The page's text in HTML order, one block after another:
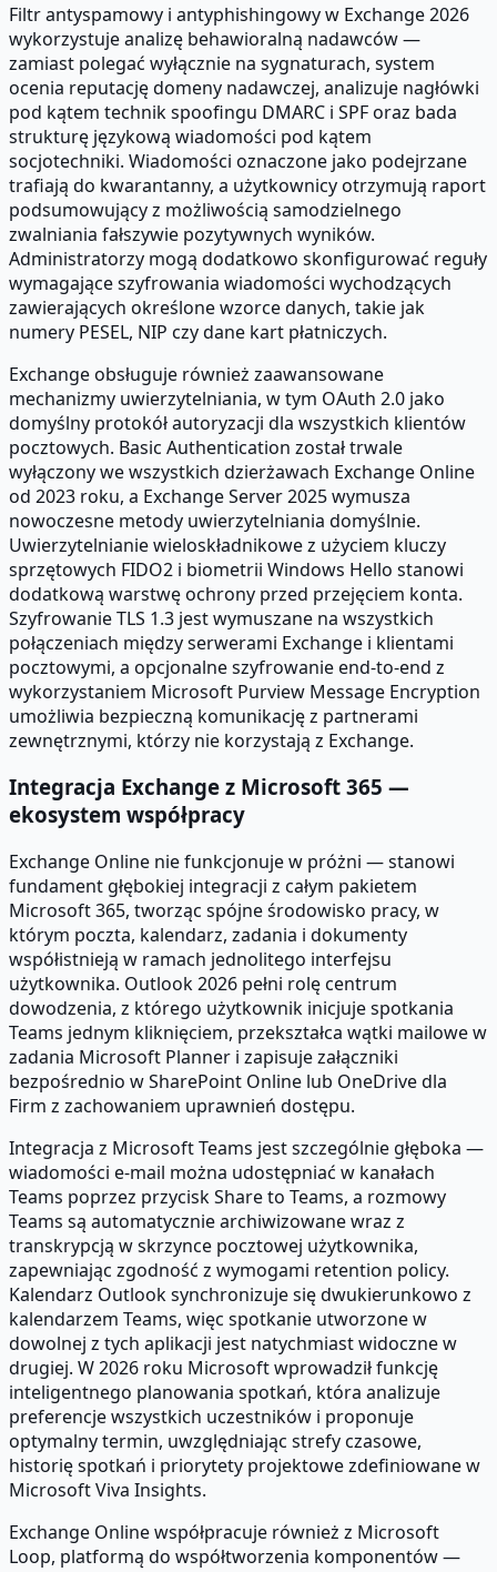
Filtr antyspamowy i antyphishingowy w Exchange 2026
wykorzystuje analizę behawioralną nadawców —
zamiast polegać wyłącznie na sygnaturach, system
ocenia reputację domeny nadawczej, analizuje nagłówki
pod kątem technik spoofingu DMARC i SPF oraz bada
strukturę językową wiadomości pod kątem
socjotechniki. Wiadomości oznaczone jako podejrzane
trafiają do kwarantanny, a użytkownicy otrzymują raport
podsumowujący z możliwością samodzielnego
zwalniania fałszywie pozytywnych wyników.
Administratorzy mogą dodatkowo skonfigurować reguły
wymagające szyfrowania wiadomości wychodzących
zawierających określone wzorce danych, takie jak
numery PESEL, NIP czy dane kart płatniczych.
Exchange obsługuje również zaawansowane
mechanizmy uwierzytelniania, w tym OAuth 2.0 jako
domyślny protokół autoryzacji dla wszystkich klientów
pocztowych. Basic Authentication został trwale
wyłączony we wszystkich dzierżawach Exchange Online
od 2023 roku, a Exchange Server 2025 wymusza
nowoczesne metody uwierzytelniania domyślnie.
Uwierzytelnianie wieloskładnikowe z użyciem kluczy
sprzętowych FIDO2 i biometrii Windows Hello stanowi
dodatkową warstwę ochrony przed przejęciem konta.
Szyfrowanie TLS 1.3 jest wymuszane na wszystkich
połączeniach między serwerami Exchange i klientami
pocztowymi, a opcjonalne szyfrowanie end-to-end z
wykorzystaniem Microsoft Purview Message Encryption
umożliwia bezpieczną komunikację z partnerami
zewnętrznymi, którzy nie korzystają z Exchange.
Integracja Exchange z Microsoft 365 —
ekosystem współpracy
Exchange Online nie funkcjonuje w próżni — stanowi
fundament głębokiej integracji z całym pakietem
Microsoft 365, tworząc spójne środowisko pracy, w
którym poczta, kalendarz, zadania i dokumenty
współistnieją w ramach jednolitego interfejsu
użytkownika. Outlook 2026 pełni rolę centrum
dowodzenia, z którego użytkownik inicjuje spotkania
Teams jednym kliknięciem, przekształca wątki mailowe w
zadania Microsoft Planner i zapisuje załączniki
bezpośrednio w SharePoint Online lub OneDrive dla
Firm z zachowaniem uprawnień dostępu.
Integracja z Microsoft Teams jest szczególnie głęboka —
wiadomości e-mail można udostępniać w kanałach
Teams poprzez przycisk Share to Teams, a rozmowy
Teams są automatycznie archiwizowane wraz z
transkrypcją w skrzynce pocztowej użytkownika,
zapewniając zgodność z wymogami retention policy.
Kalendarz Outlook synchronizuje się dwukierunkowo z
kalendarzem Teams, więc spotkanie utworzone w
dowolnej z tych aplikacji jest natychmiast widoczne w
drugiej. W 2026 roku Microsoft wprowadził funkcję
inteligentnego planowania spotkań, która analizuje
preferencje wszystkich uczestników i proponuje
optymalny termin, uwzględniając strefy czasowe,
historię spotkań i priorytety projektowe zdefiniowane w
Microsoft Viva Insights.
Exchange Online współpracuje również z Microsoft
Loop, platformą do współtworzenia komponentów —